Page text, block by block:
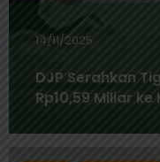
14/11/2025
DJP Serahkan
Rp10,59 Miliar